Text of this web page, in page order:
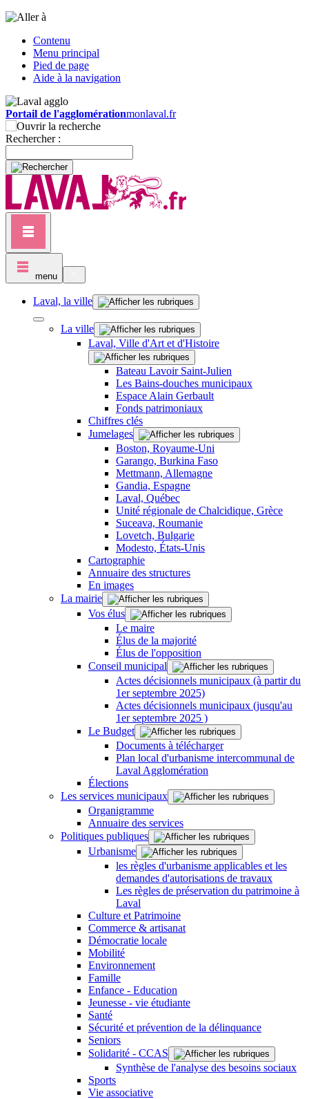
Contenu
Menu principal
Pied de page
Aide à la navigation
Portail de l'agglomérationmonlaval.fr
Rechercher :
menu
Laval, la ville
La ville
Laval, Ville d'Art et d'Histoire
Bateau Lavoir Saint-Julien
Les Bains-douches municipaux
Espace Alain Gerbault
Fonds patrimoniaux
Chiffres clés
Jumelages
Boston, Royaume-Uni
Garango, Burkina Faso
Mettmann, Allemagne
Gandia, Espagne
Laval, Québec
Unité régionale de Chalcidique, Grèce
Suceava, Roumanie
Lovetch, Bulgarie
Modesto, États-Unis
Cartographie
Annuaire des structures
En images
La mairie
Vos élus
Le maire
Élus de la majorité
Élus de l'opposition
Conseil municipal
Actes décisionnels municipaux (à partir du
1er septembre 2025)
Actes décisionnels municipaux (jusqu'au
1er septembre 2025 )
Le Budget
Documents à télécharger
Plan local d'urbanisme intercommunal de
Laval Agglomération
Élections
Les services municipaux
Organigramme
Annuaire des services
Politiques publiques
Urbanisme
les règles d'urbanisme applicables et les
demandes d'autorisations de travaux
Les règles de préservation du patrimoine à
Laval
Culture et Patrimoine
Commerce & artisanat
Démocratie locale
Mobilité
Environnement
Famille
Enfance - Education
Jeunesse - vie étudiante
Santé
Sécurité et prévention de la délinquance
Seniors
Solidarité - CCAS
Synthèse de l'analyse des besoins sociaux
Sports
Vie associative